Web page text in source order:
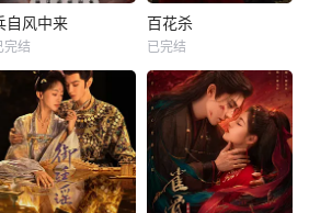
自风中来
完结
百花杀
已完结